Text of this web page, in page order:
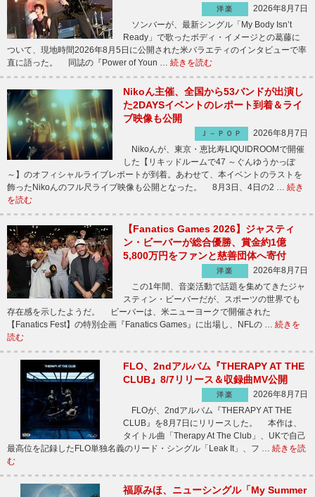
洋楽
2026年8月7日
ソンバーが、最新シングル「My Body Isn’t
Ready」で歌ったボディ・イメージとの葛藤に
ついて、現地時間2026年8月5日に公開された米バラエティのインタビューで率
直に語った。 同誌の『Power of Youn … 続きを読む
Nikoん主催、全国から53バンドが出演し
た2DAYSイベントのレポート到着＆ライ
ブ映像も公開
Ｊ－ＰＯＰ
2026年8月7日
Nikoんが、東京・恵比寿LIQUIDROOMで開催
した【リキッドルームで47 ～ぐんゆうかっぽ
～】のオフィシャルライブレポートが到着。あわせて、本イベントのラストを
飾ったNikoんのフル尺ライブ映像も公開となった。 8月3日、4日の2 … 続き
を読む
【Fanatics Games 2026】ジャスティ
ン・ビーバーが総合優勝、賞金約1億
5,800万円をファンと慈善団体へ寄付
洋楽
2026年8月7日
この1年間、音楽活動で話題を集めてきたジャ
スティン・ビーバーだが、スポーツの世界でも
存在感を示したようだ。 ビーバーは、米ニューヨークで開催された
【Fanatics Fest】の特別企画『Fanatics Games』に出場し、NFLの … 続きを
読む
FLO、2ndアルバム『THERAPY AT THE
CLUB』8/7リリース＆収録曲MV公開
洋楽
2026年8月7日
FLOが、2ndアルバム『THERAPY AT THE
CLUB』を8月7日にリリースした。 本作は、
タイトル曲「Therapy At The Club」、UKで自己
最高位を記録したFLO単独名義のリード・シングル「Leak It」、フ … 続きを読
む
福原みほ、ニューシングル「My Summer